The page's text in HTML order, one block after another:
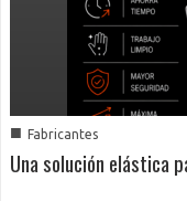
■ Fabricantes
Una solución elástica